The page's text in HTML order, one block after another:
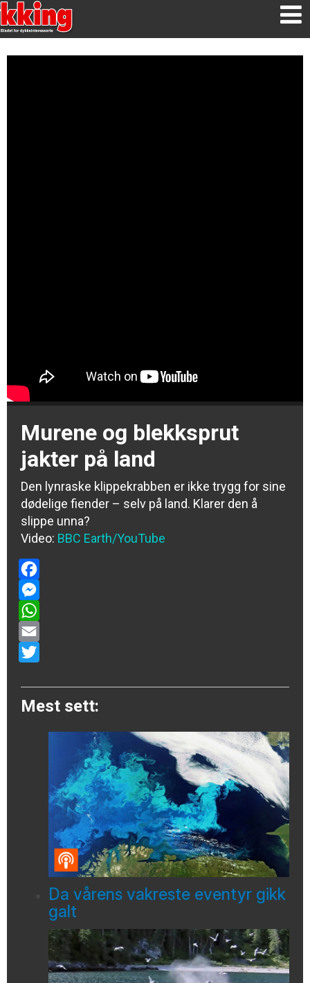
Murene og blekksprut
jakter på land
Den lynraske klippekrabben er ikke trygg for sine
dødelige fiender – selv på land. Klarer den å
slippe unna?
Video: BBC Earth/YouTube
Facebook
Messenger
WhatsApp
Email
Mest sett:
Da vårens vakreste eventyr gikk
galt